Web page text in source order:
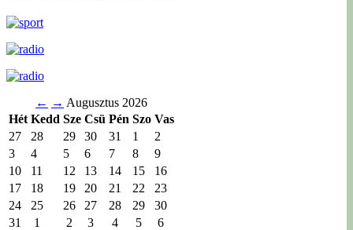
← → Augusztus 2026
Hét Kedd Sze Csü Pén Szo Vas
27
28 29 30 31 1
2
3
4 5 6 7 8
9
10
11 12 13 14 15
16
17
18 19 20 21 22
23
24
25 26 27 28 29
30
31
1 2 3 4 5
6